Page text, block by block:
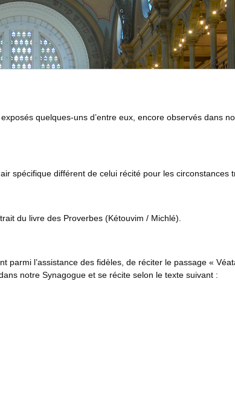
quelques-uns d’entre eux, encore observés dans
spécifique différent de celui récité pour les circonstances
du livre des Proverbes (Kétouvim / Michlé).
parmi l’assistance des fidèles, de réciter le passage «
notre Synagogue et se récite selon le texte suivant :